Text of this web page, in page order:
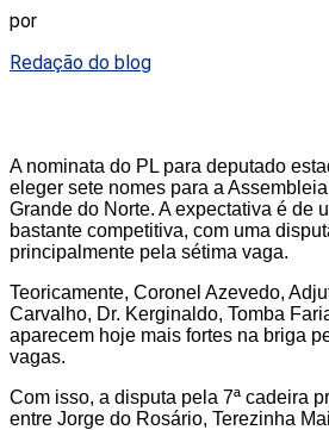
por
Redação do blog
A nominata do PL para deputado
eleger sete nomes para a
Grande do Norte. A expectativa é de
bastante competitiva, com uma
principalmente pela sétima vaga.
Teoricamente, Coronel Azevedo,
Carvalho, Dr. Kerginaldo, Tomba
aparecem hoje mais fortes na briga
vagas.
Com isso, a disputa pela 7ª cadeira
entre Jorge do Rosário, Terezinha